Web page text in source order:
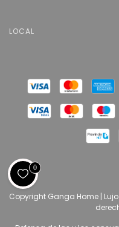
LOCAL
Copyright Ganga Home |
0